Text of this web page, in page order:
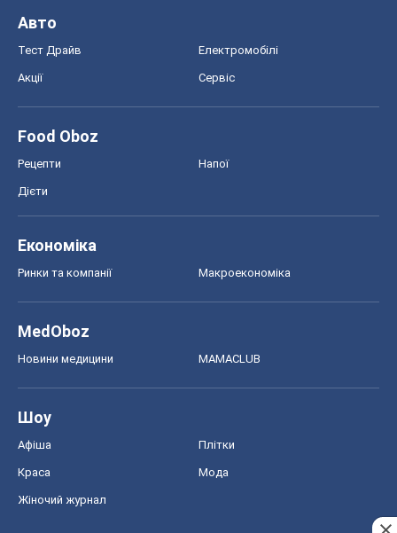
Авто
Тест Драйв Електромобілі
Акції Сервіс
Food Oboz
Рецепти Напої
Дієти
Економіка
Ринки та компанії Макроекономіка
MedOboz
Новини медицини MAMACLUB
Шоу
Афіша Плітки
Краса Мода
Жіночий журнал